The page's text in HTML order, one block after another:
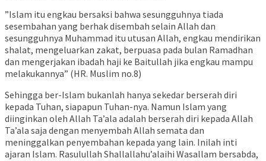
”Islam itu engkau bersaksi bahwa sesungguhnya tiada
sesembahan yang berhak disembah selain Allah dan
sesungguhnya Muhammad itu utusan Allah, engkau mendirikan
shalat, mengeluarkan zakat, berpuasa pada bulan Ramadhan
dan mengerjakan ibadah haji ke Baitullah jika engkau mampu
melakukannya” (HR. Muslim no.8)
Sehingga ber-Islam bukanlah hanya sekedar berserah diri
kepada Tuhan, siapapun Tuhan-nya. Namun Islam yang
diinginkan oleh Allah Ta’ala adalah berserah diri kepada Allah
Ta’ala saja dengan menyembah Allah semata dan
meninggalkan penyembahan kepada yang lain. Inilah inti
ajaran Islam. Rasulullah Shallallahu’alaihi Wasallam bersabda,